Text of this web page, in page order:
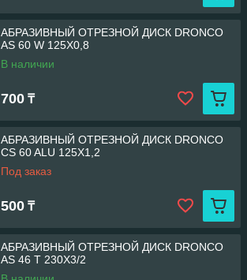
АБРАЗИВНЫЙ ОТРЕЗНОЙ ДИСК DRONCO
AS 60 W 125Х0,8
В наличии
700 ₸
АБРАЗИВНЫЙ ОТРЕЗНОЙ ДИСК DRONCO
СS 60 ALU 125Х1,2
Под заказ
500 ₸
АБРАЗИВНЫЙ ОТРЕЗНОЙ ДИСК DRONCO
AS 46 T 230Х3/2